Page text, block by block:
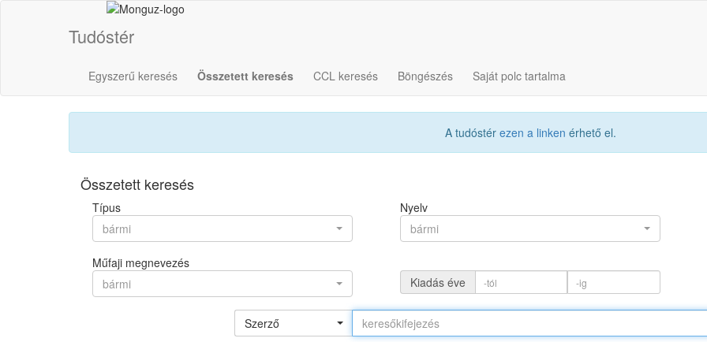
Tudóstér
Egyszerű keresés Összetett keresés CCL keresés Böngészés Saját polc tartalma
A tudóstér ezen a linken érhető el.
Összetett keresés
Típus
bármi
Nyelv
bármi
Műfaji megnevezés
bármi
Kiadás éve
Szerző